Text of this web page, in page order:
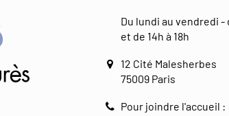
Du lundi au vendredi -
et de 14h à 18h
12 Cité Malesherbes
75009 Paris
Pour joindre l'accueil :